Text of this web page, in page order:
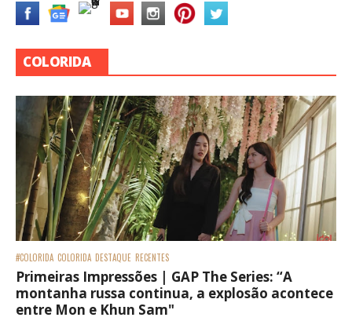
COLORIDA
#COLORIDA COLORIDA DESTAQUE RECENTES
Primeiras Impressões | GAP The Series: “A
montanha russa continua, a explosão acontece
entre Mon e Khun Sam"